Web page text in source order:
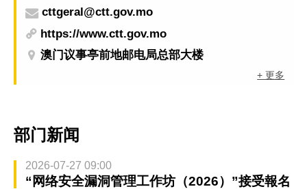
cttgeral@ctt.gov.mo
https://www.ctt.gov.mo
澳门议事亭前地邮电局总部大楼
+ 更多
部门新闻
2026-07-27 09:00
“网络安全漏洞管理工作坊（2026）”接受報名